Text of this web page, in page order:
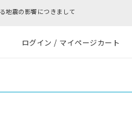
地震の影響につきまして
ログイン / マイページカート